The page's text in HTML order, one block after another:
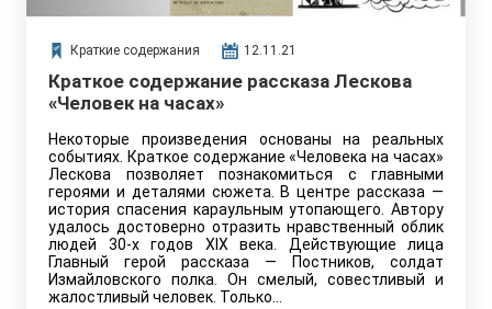
Краткие содержания 12.11.21
Краткое содержание рассказа Лескова
«Человек на часах»
Некоторые произведения основаны на реальных
событиях. Краткое содержание «Человека на часах»
Лескова позволяет познакомиться с главными
героями и деталями сюжета. В центре рассказа —
история спасения караульным утопающего. Автору
удалось достоверно отразить нравственный облик
людей 30-х годов XIX века. Действующие лица
Главный герой рассказа — Постников, солдат
Измайловского полка. Он смелый, совестливый и
жалостливый человек. Только…